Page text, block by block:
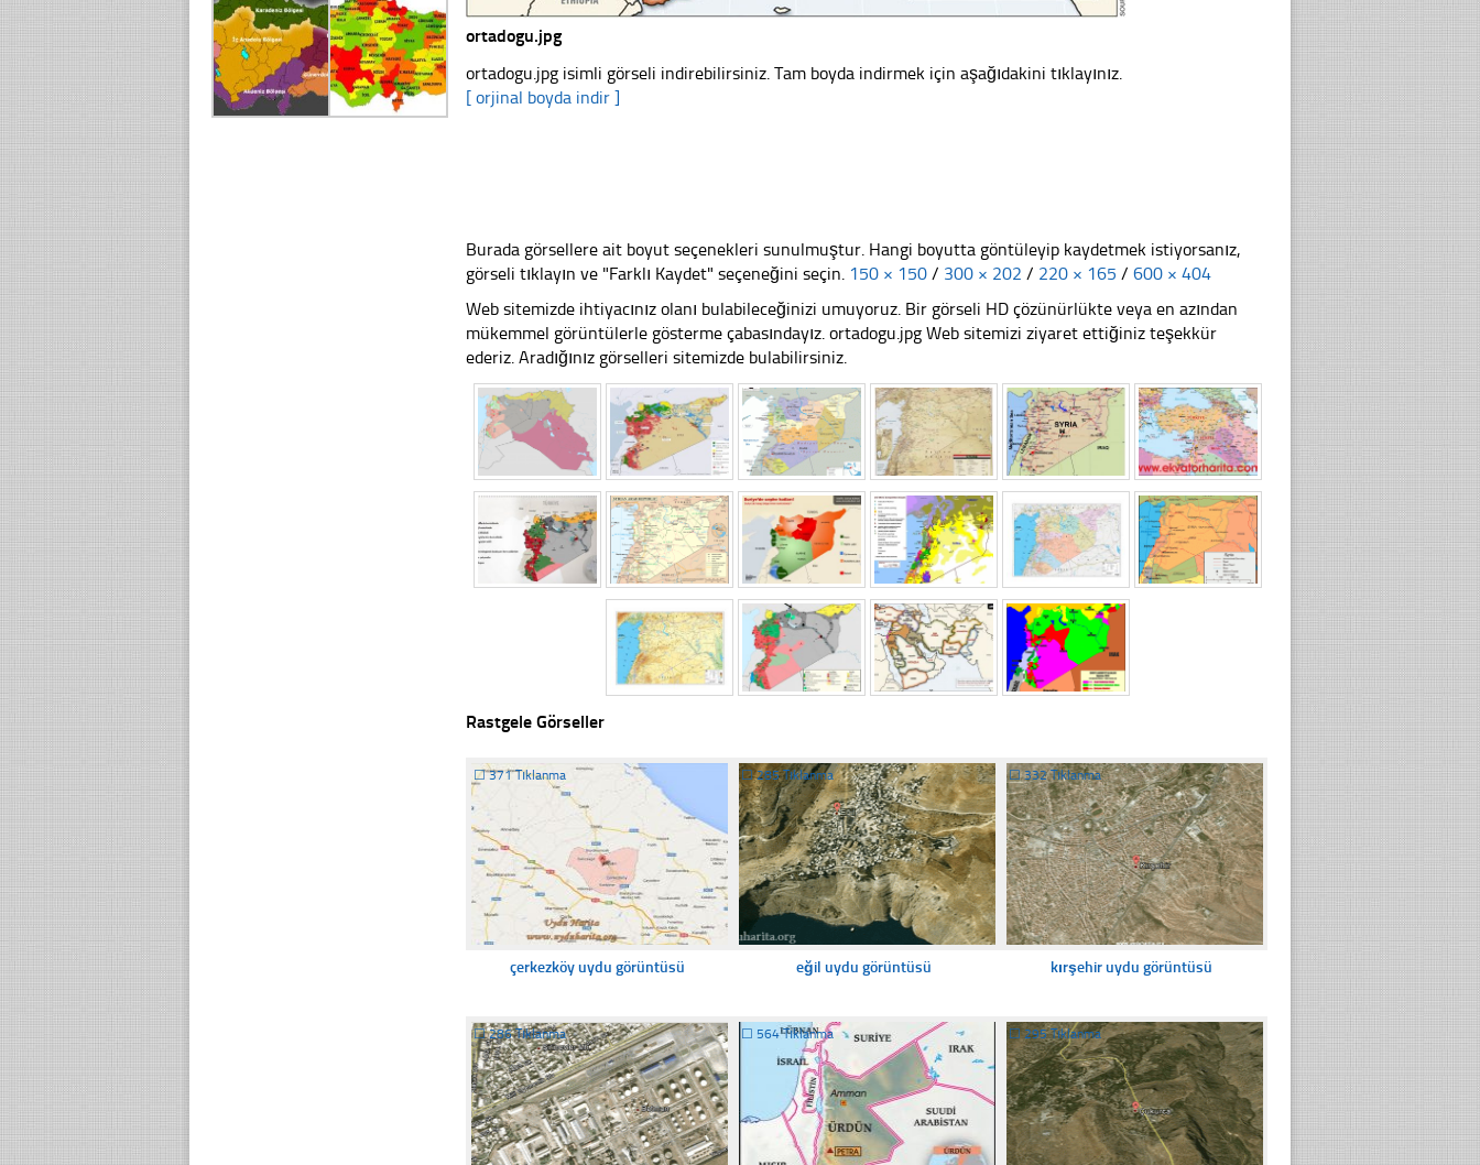
ortadogu.jpg
ortadogu.jpg isimli görseli indirebilirsiniz. Tam boyda indirmek için aşağıdakini tıklayınız.
[ orjinal boyda indir ]
Burada görsellere ait boyut seçenekleri sunulmuştur. Hangi boyutta göntüleyip kaydetmek istiyorsanız,
görseli tıklayın ve "Farklı Kaydet" seçeneğini seçin. 150 × 150 / 300 × 202 / 220 × 165 / 600 × 404
Web sitemizde ihtiyacınız olanı bulabileceğinizi umuyoruz. Bir görseli HD çözünürlükte veya en azından
mükemmel görüntülerle gösterme çabasındayız. ortadogu.jpg Web sitemizi ziyaret ettiğiniz teşekkür
ederiz. Aradığınız görselleri sitemizde bulabilirsiniz.
Rastgele Görseller
☐371 Tıklanma
çerkezköy uydu görüntüsü
☐285 Tıklanma
eğil uydu görüntüsü
☐332 Tıklanma
kırşehir uydu görüntüsü
☐286 Tıklanma ☐ 564 Tıklanma ☐295 Tıklanma